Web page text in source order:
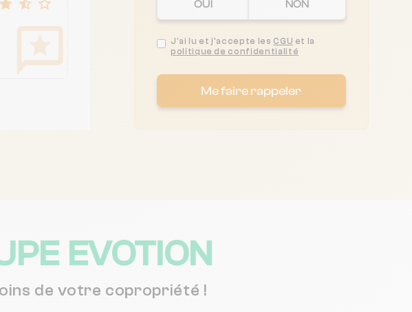
OUI NON
J'ai lu et j'accepte les CGU et la
politique de confidentialité
Me faire rappeler
EVOTION
de votre copropriété !